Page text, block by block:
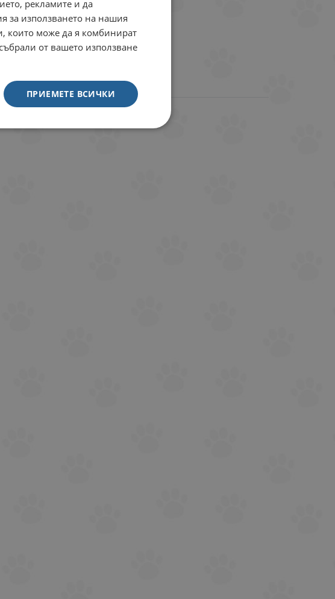
2,5кг, 3 таблетки, кутия, Брой
рекламите и да
за използването на нашия
които може да я комбинират
от вашето използване
ПРИЕМЕТЕ ВСИЧКИ